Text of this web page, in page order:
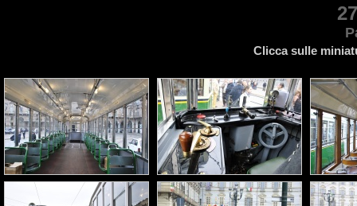
Clicca sulle